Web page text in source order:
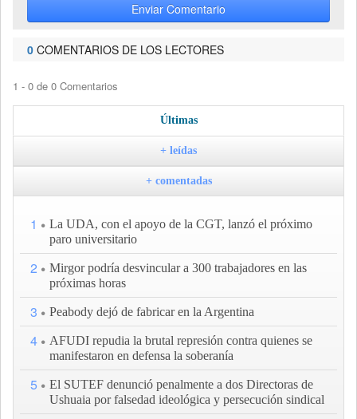
Enviar Comentario
0 COMENTARIOS DE LOS LECTORES
1 - 0 de 0 Comentarios
Últimas
+ leídas
+ comentadas
1
La UDA, con el apoyo de la CGT, lanzó el próximo
paro universitario
2
Mirgor podría desvincular a 300 trabajadores en las
próximas horas
3 Peabody dejó de fabricar en la Argentina
4
AFUDI repudia la brutal represión contra quienes se
manifestaron en defensa la soberanía
5
El SUTEF denunció penalmente a dos Directoras de
Ushuaia por falsedad ideológica y persecución sindical